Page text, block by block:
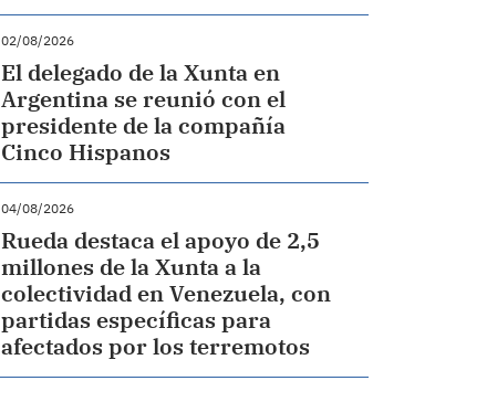
02/08/2026
El delegado de la Xunta en
Argentina se reunió con el
presidente de la compañía
Cinco Hispanos
04/08/2026
Rueda destaca el apoyo de 2,5
millones de la Xunta a la
colectividad en Venezuela, con
partidas específicas para
afectados por los terremotos